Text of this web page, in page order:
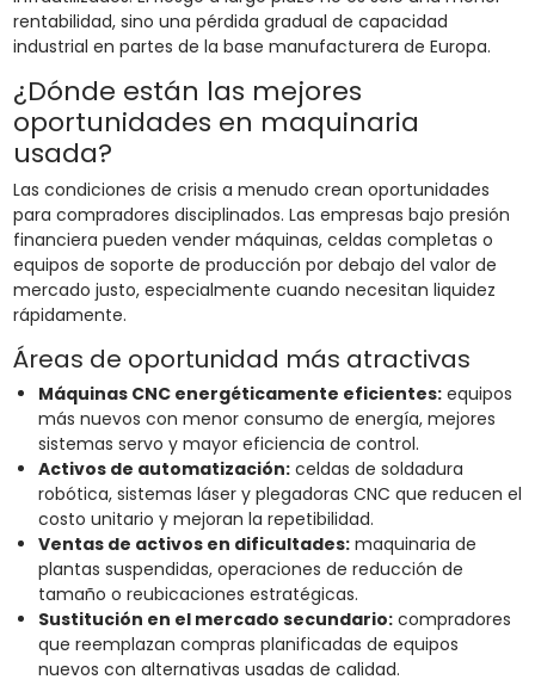
rentabilidad, sino una pérdida gradual de capacidad
industrial en partes de la base manufacturera de Europa.
¿Dónde están las mejores
oportunidades en maquinaria
usada?
Las condiciones de crisis a menudo crean oportunidades
para compradores disciplinados. Las empresas bajo presión
financiera pueden vender máquinas, celdas completas o
equipos de soporte de producción por debajo del valor de
mercado justo, especialmente cuando necesitan liquidez
rápidamente.
Áreas de oportunidad más atractivas
Máquinas CNC energéticamente eficientes:equipos
más nuevos con menor consumo de energía, mejores
sistemas servo y mayor eficiencia de control.
Activos de automatización:celdas de soldadura
robótica, sistemas láser y plegadoras CNC que reducen el
costo unitario y mejoran la repetibilidad.
Ventas de activos en dificultades:maquinaria de
plantas suspendidas, operaciones de reducción de
tamaño o reubicaciones estratégicas.
Sustitución en el mercado secundario:compradores
que reemplazan compras planificadas de equipos
nuevos con alternativas usadas de calidad.